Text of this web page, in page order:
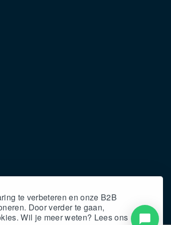
te verbeteren en onze B2B
Door verder te gaan,
Wil je meer weten? Lees ons